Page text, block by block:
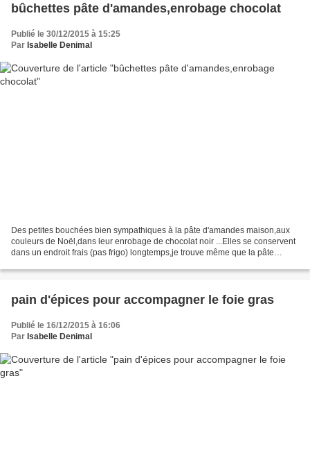
bûchettes pâte d'amandes,enrobage chocolat
Publié le 30/12/2015 à 15:25
Par Isabelle Denimal
Des petites bouchées bien sympathiques à la pâte d'amandes maison,aux
couleurs de Noël,dans leur enrobage de chocolat noir ...Elles se conservent
dans un endroit frais (pas frigo) longtemps,je trouve même que la pâte
pain d'épices pour accompagner le foie gras
Publié le 16/12/2015 à 16:06
Par Isabelle Denimal